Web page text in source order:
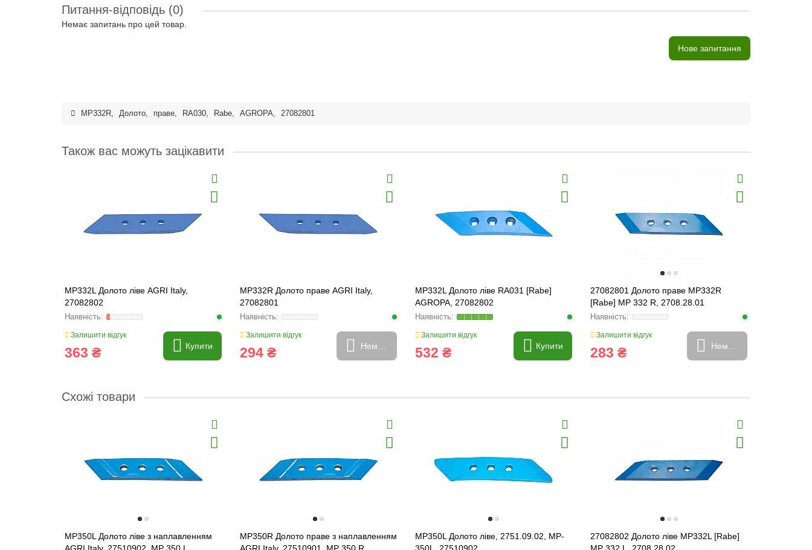
Питання-відповідь (0)
Немає запитань про цей товар.
Нове запитання
MP332R, Долото, праве, RA030, Rabe, AGROPA, 27082801
Також вас можуть зацікавити
MP332L Долото ліве AGRI Italy,
27082802
Залишити відгук
363 ₴ Купити
MP332R Долото праве AGRI Italy,
27082801
Залишити відгук
294 ₴ Немає в наявності
MP332L Долото ліве RA031 [Rabe]
AGROPA, 27082802
Залишити відгук
532 ₴ Купити
27082801 Долото праве MP332R
[Rabe] MP 332 R, 2708.28.01
Залишити відгук
283 ₴ Немає в наявності
Схожі товари
MP350L Долото ліве з наплавленням
MP350R Долото праве з наплавленням
MP350L Долото ліве, 2751.09.02, MP-
27082802 Долото ліве MP332L [Rabe]